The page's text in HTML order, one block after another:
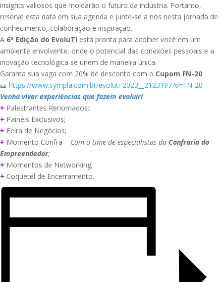
insights valiosos que moldarão o futuro da indústria. Portanto,
reserve esta data em sua agenda e junte-se a nós nesta jornada de
conhecimento, colaboração e inspiração.
A 6ª Edição do EvoluTI está pronta para acolher você em um
ambiente envolvente, onde o potencial das conexões pessoais e a
inovação tecnológica se unem de maneira única.
Garanta sua vaga com 20% de desconto com o Cupom FN-20
🎫 https://www.sympla.com.br/evoluti-2023__2123197?d=FN-20
Venha viver experiências que fazem evoluir!
+ Palestrantes Renomados;
+ Painéis Exclusivos;
+ Feira de Negócios;
+ Momento Confra – Com o time de especialistas da Confraria do
Empreendedor;
+ Momentos de Networking;
+ Coquetel de Encerramento.